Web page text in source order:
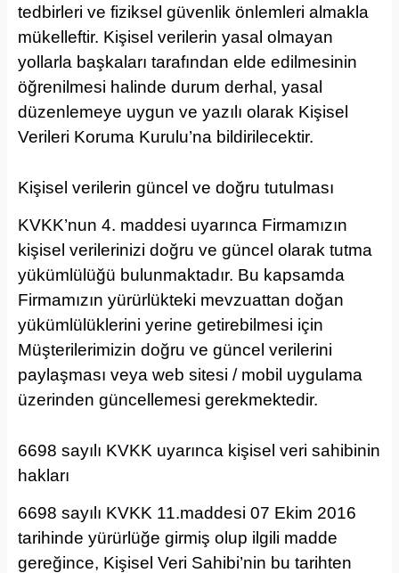
tedbirleri ve fiziksel güvenlik önlemleri almakla
mükelleftir. Kişisel verilerin yasal olmayan
yollarla başkaları tarafından elde edilmesinin
öğrenilmesi halinde durum derhal, yasal
düzenlemeye uygun ve yazılı olarak Kişisel
Verileri Koruma Kurulu’na bildirilecektir.
Kişisel verilerin güncel ve doğru tutulması
KVKK’nun 4. maddesi uyarınca Firmamızın
kişisel verilerinizi doğru ve güncel olarak tutma
yükümlülüğü bulunmaktadır. Bu kapsamda
Firmamızın yürürlükteki mevzuattan doğan
yükümlülüklerini yerine getirebilmesi için
Müşterilerimizin doğru ve güncel verilerini
paylaşması veya web sitesi / mobil uygulama
üzerinden güncellemesi gerekmektedir.
6698 sayılı KVKK uyarınca kişisel veri sahibinin
hakları
6698 sayılı KVKK 11.maddesi 07 Ekim 2016
tarihinde yürürlüğe girmiş olup ilgili madde
gereğince, Kişisel Veri Sahibi’nin bu tarihten